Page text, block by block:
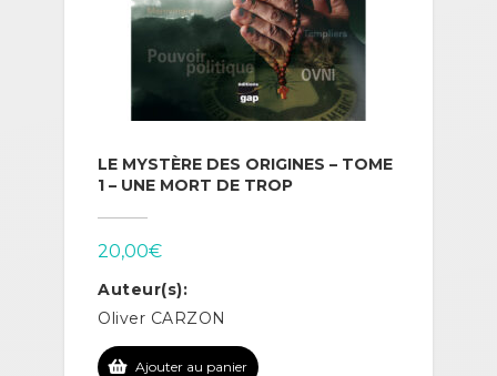
LE MYSTÈRE DES ORIGINES – TOME
1 – UNE MORT DE TROP
20,00€
Auteur(s):
Oliver CARZON
Ajouter au panier